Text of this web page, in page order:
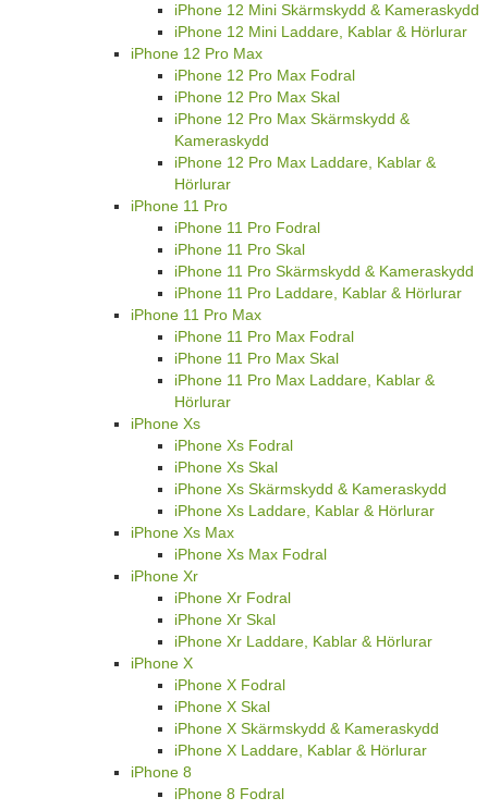
iPhone 12 Mini Skärmskydd & Kameraskydd
iPhone 12 Mini Laddare, Kablar & Hörlurar
iPhone 12 Pro Max
iPhone 12 Pro Max Fodral
iPhone 12 Pro Max Skal
iPhone 12 Pro Max Skärmskydd &
Kameraskydd
iPhone 12 Pro Max Laddare, Kablar &
Hörlurar
iPhone 11 Pro
iPhone 11 Pro Fodral
iPhone 11 Pro Skal
iPhone 11 Pro Skärmskydd & Kameraskydd
iPhone 11 Pro Laddare, Kablar & Hörlurar
iPhone 11 Pro Max
iPhone 11 Pro Max Fodral
iPhone 11 Pro Max Skal
iPhone 11 Pro Max Laddare, Kablar &
Hörlurar
iPhone Xs
iPhone Xs Fodral
iPhone Xs Skal
iPhone Xs Skärmskydd & Kameraskydd
iPhone Xs Laddare, Kablar & Hörlurar
iPhone Xs Max
iPhone Xs Max Fodral
iPhone Xr
iPhone Xr Fodral
iPhone Xr Skal
iPhone Xr Laddare, Kablar & Hörlurar
iPhone X
iPhone X Fodral
iPhone X Skal
iPhone X Skärmskydd & Kameraskydd
iPhone X Laddare, Kablar & Hörlurar
iPhone 8
iPhone 8 Fodral